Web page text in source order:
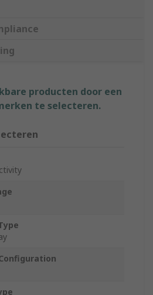
producten door een
te selecteren.